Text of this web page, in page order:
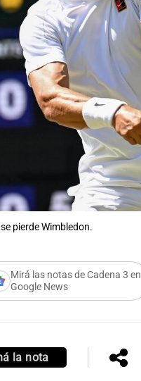
pierde Wimbledon.
Mirá las notas de Cadena 3 en
Google News
la nota